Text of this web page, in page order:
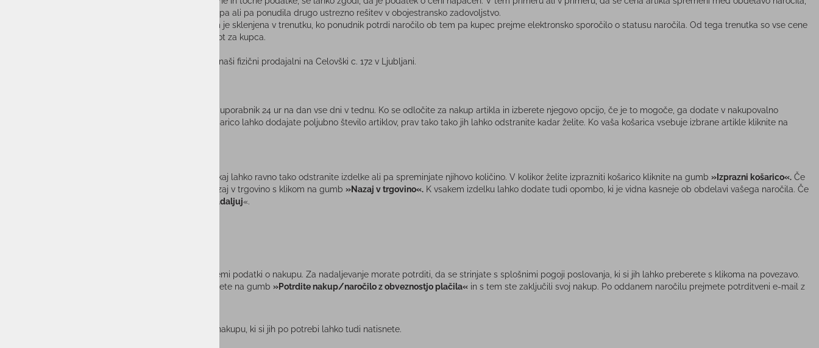
bo As Sport Outlet kupcu omogočila odstop od nakupa ali pa ponudila drugo ustrezno rešitev v obojestransko zadovoljstvo.
Kupoprodajna pogodba med ponudnikom in kupcem je sklenjena v trenutku, ko ponudnik potrdi naročilo ob tem pa kupec prejme elektronsko sporočilo o statusu naročila. Od tega trenutka so vse cene
in drugi pogoji fiksirani in veljajo tako za ponudnika, kot za kupca.
* Cene v spletni trgovini se lahko razlikujejo od cen v naši fizični prodajalni na Celovški c. 172 v Ljubljani.
Artikle lahko naročite kot registrirani ali neregistrirani uporabnik 24 ur na dan vse dni v tednu. Ko se odločite za nakup artikla in izberete njegovo opcijo, če je to mogoče, ga dodate v nakupovalno
«. V košarico lahko dodajate poljubno število artiklov, prav tako tako jih lahko odstranite kadar želite. Ko vaša košarica vsebuje izbrane artikle kliknite na
V prvem koraku se vam prikaže pregled košarice. Tukaj lahko ravno tako odstranite izdelke ali pa spreminjate njihovo količino. V kolikor želite izprazniti košarico kliknite na gumb »Izprazni košarico«. Če
pa vas zanima še kakšen izdelek , se lahko vrnete nazaj v trgovino s klikom na gumb »Nazaj v trgovino«. K vsakem izdelku lahko dodate tudi opombo, ki je vidna kasneje ob obdelavi vašega naročila. Če
Nadaljuj«.
V tem koraku imate pregled celotnega naročila z vsemi podatki o nakupu. Za nadaljevanje morate potrditi, da se strinjate s splošnimi pogoji poslovanja, ki si jih lahko preberete s klikoma na povezavo.
Po pregledu naročila za končno oddajo naročila kliknete na gumb »Potrdite nakup/naročilo z obveznostjo plačila« in s tem ste zaključili svoj nakup. Po oddanem naročilu prejmete potrditveni e-mail z
V tem koraku so prikazani vse podrobnosti o vašem nakupu, ki si jih po potrebi lahko tudi natisnete.